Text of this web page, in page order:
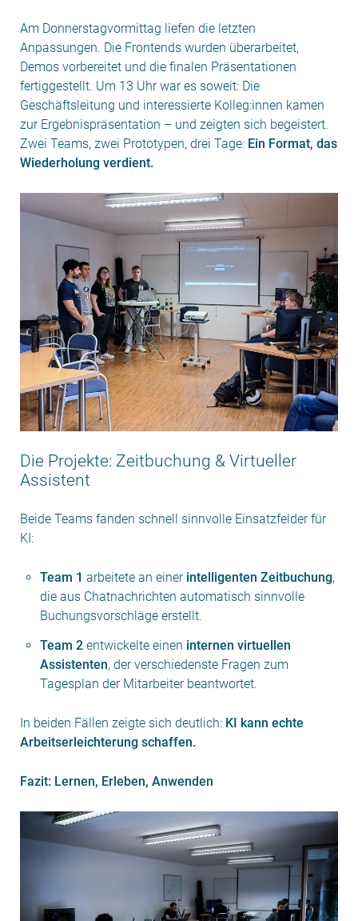
Am Donnerstagvormittag liefen die letzten
Anpassungen. Die Frontends wurden überarbeitet,
Demos vorbereitet und die finalen Präsentationen
fertiggestellt. Um 13 Uhr war es soweit: Die
Geschäftsleitung und interessierte Kolleg:innen kamen
zur Ergebnispräsentation – und zeigten sich begeistert.
Zwei Teams, zwei Prototypen, drei Tage: Ein Format, das
Wiederholung verdient.
Die Projekte: Zeitbuchung & Virtueller
Assistent
Beide Teams fanden schnell sinnvolle Einsatzfelder für
KI:
Team 1 arbeitete an einer intelligenten Zeitbuchung,
die aus Chatnachrichten automatisch sinnvolle
Buchungsvorschläge erstellt.
Team 2 entwickelte einen internen virtuellen
Assistenten, der verschiedenste Fragen zum
Tagesplan der Mitarbeiter beantwortet.
In beiden Fällen zeigte sich deutlich: KI kann echte
Arbeitserleichterung schaffen.
Fazit: Lernen, Erleben, Anwenden